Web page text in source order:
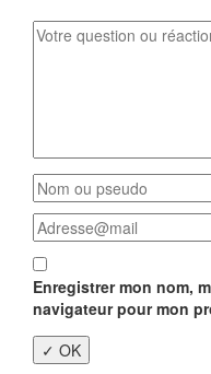
Enregistrer mon nom,
navigateur pour mon